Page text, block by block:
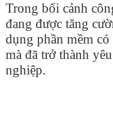
Trong bối cảnh
đang được tăng
dụng phần mềm
mà đã trở thành
nghiệp.